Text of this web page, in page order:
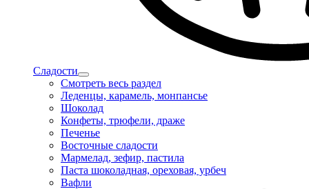
Сладости
Смотреть весь раздел
Леденцы, карамель, монпансье
Шоколад
Конфеты, трюфели, драже
Печенье
Восточные сладости
Мармелад, зефир, пастила
Паста шоколадная, ореховая, урбеч
Вафли